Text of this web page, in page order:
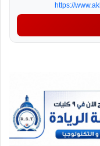
https://